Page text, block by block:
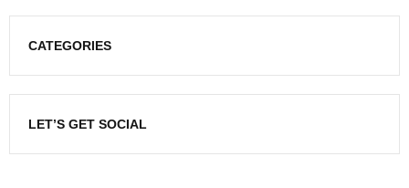
CATEGORIES
LET’S GET SOCIAL